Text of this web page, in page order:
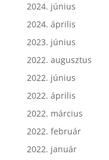
2024. június
2024. április
2023. június
2022. augusztus
2022. június
2022. április
2022. március
2022. február
2022. január